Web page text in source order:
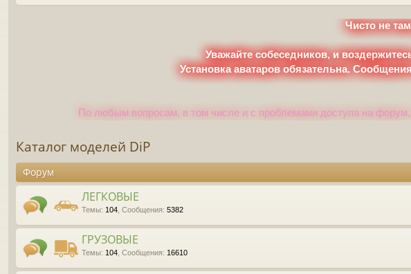
Чисто не
Уважайте собеседников, и
Установка аватаров обязательна.
По любым вопросам, в том числе и с проблемами доступа на
Каталог моделей DiP
Форум
ЛЕГКОВЫЕ
Темы: 104 Сообщения: 5382
ГРУЗОВЫЕ
Темы: 104 Сообщения: 16610